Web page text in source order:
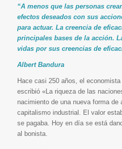
“A menos que las personas
efectos deseados con sus
para actuar. La creencia de
principales bases de la acción.
vidas por sus creencias de
Albert Bandura
Hace casi 250 años, el
escribió «La riqueza de las
nacimiento de una nueva forma de
capitalismo industrial. El valor
se pagaba. Hoy en día se está
al bonista.